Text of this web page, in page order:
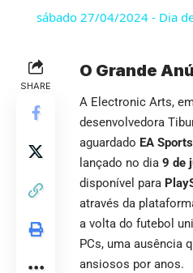
sábado 27/04/2024 - Dia
SHARE
O Grande
A Electronic Arts,
desenvolvedora
aguardado EA
lançado no dia 9 de
disponível para
através da
a volta do futebol
PCs, uma ausência
ansiosos por anos.